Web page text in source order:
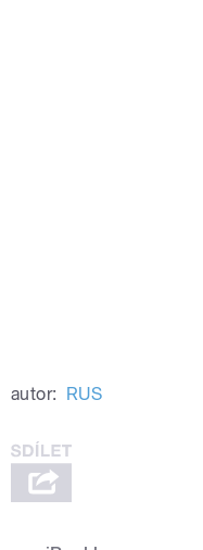
autor: RUS